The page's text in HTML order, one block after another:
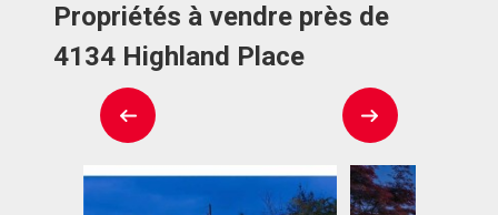
Propriétés à vendre près de
4134 Highland Place